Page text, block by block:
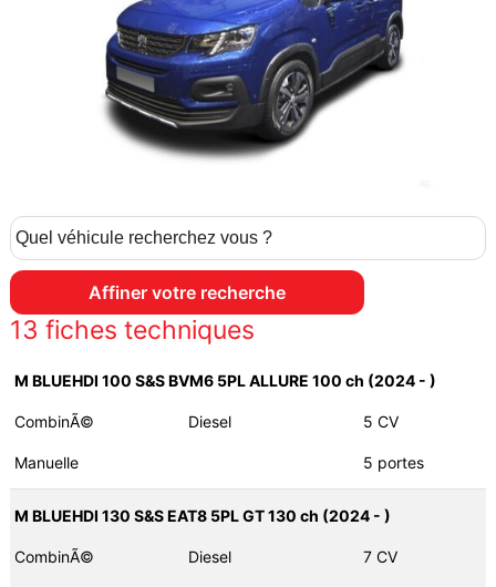
13 fiches techniques
M BLUEHDI 100 S&S BVM6 5PL ALLURE 100 ch (2024 - )
CombinÃ© Diesel 5 CV
Manuelle 5 portes
M BLUEHDI 130 S&S EAT8 5PL GT 130 ch (2024 - )
CombinÃ© Diesel 7 CV